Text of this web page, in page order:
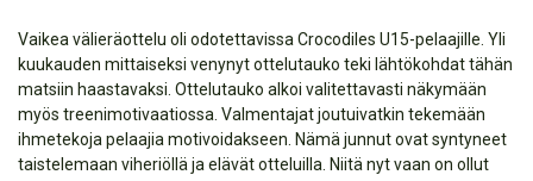
Vaikea välieräottelu oli odotettavissa Crocodiles U15-pelaajille. Yli
kuukauden mittaiseksi venynyt ottelutauko teki lähtökohdat tähän
matsiin haastavaksi. Ottelutauko alkoi valitettavasti näkymään
myös treenimotivaatiossa. Valmentajat joutuivatkin tekemään
ihmetekoja pelaajia motivoidakseen. Nämä junnut ovat syntyneet
taistelemaan viheriöllä ja elävät otteluilla. Niitä nyt vaan on ollut